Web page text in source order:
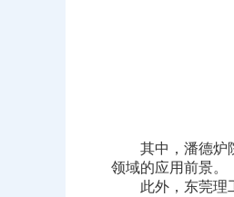
其中，潘德炉院
领域的应用前景。
此外，东莞理工